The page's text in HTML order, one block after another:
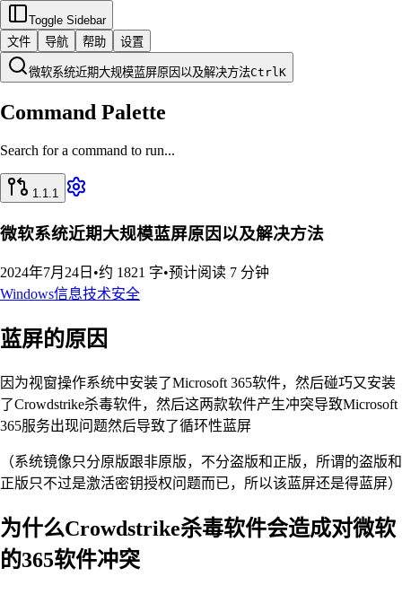
Toggle Sidebar
文件
导航 帮助 设置
微软系统近期大规模蓝屏原因以及解决方法CtrlK
Command Palette
Search for a command to run...
1.1.1
微软系统近期大规模蓝屏原因以及解决方法
2024年7月24日 •约 1821 字•预计阅读 7 分钟
Windows信息技术安全
蓝屏的原因
因为视窗操作系统中安装了Microsoft 365软件，然后碰巧又安装
了Crowdstrike杀毒软件，然后这两款软件产生冲突导致Microsoft
365服务出现问题然后导致了循环性蓝屏
（系统镜像只分原版跟非原版，不分盗版和正版，所谓的盗版和
正版只不过是激活密钥授权问题而已，所以该蓝屏还是得蓝屏）
为什么Crowdstrike杀毒软件会造成对微软
的365软件冲突